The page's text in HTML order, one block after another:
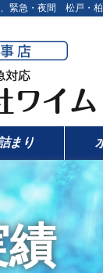
緊急・夜間 松戸・
まり